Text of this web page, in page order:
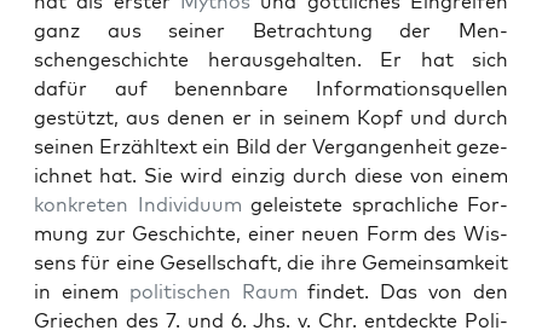
ganz aus sein­er Betra­ch­tung der Men­
schengeschichte her­aus­ge­hal­ten. Er hat sich
dafür auf benennbare Infor­ma­tion­squellen
gestützt, aus denen er in seinem Kopf und durch
seinen Erzähltext ein Bild der Ver­gan­gen­heit geze­
ich­net hat. Sie wird einzig durch diese von einem
konkreten Indi­vidu­um geleis­tete sprach­liche For­
mung zur Geschichte, ein­er neuen Form des Wis­
sens für eine Gesellschaft, die ihre Gemein­samkeit
in einem poli­tis­chen Raum find­et. Das von den
Griechen des 7. und 6. Jhs. v. Chr. ent­deck­te Poli­